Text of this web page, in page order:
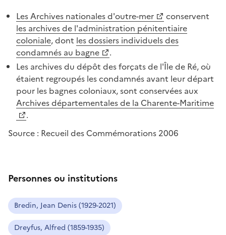
Les Archives nationales d'outre-mer
conservent
les archives de l'administration pénitentiaire
coloniale, dont les dossiers individuels des
condamnés au bagne
.
Les archives du dépôt des forçats de l'Île de Ré, où
étaient regroupés les condamnés avant leur départ
pour les bagnes coloniaux, sont conservées aux
Archives départementales de la Charente-Maritime
.
Source : Recueil des Commémorations 2006
Personnes ou institutions
Bredin, Jean Denis (1929-2021)
Dreyfus, Alfred (1859-1935)